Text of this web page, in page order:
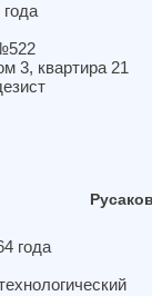
3, квартира 21
года